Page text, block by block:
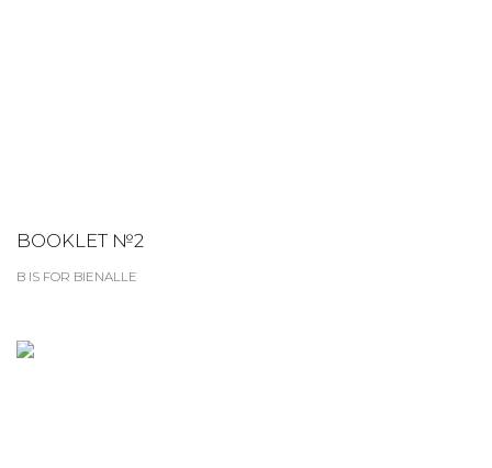
BOOKLET №2
B IS FOR BIENALLE